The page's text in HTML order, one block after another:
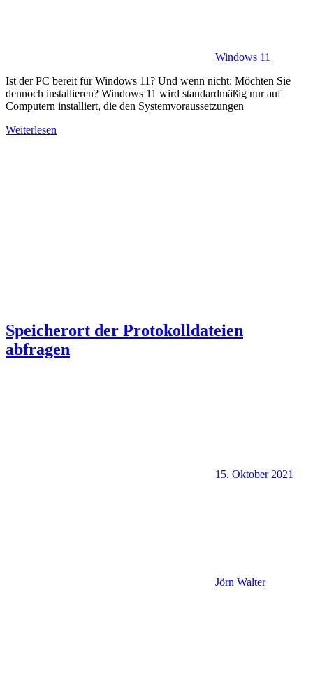
Windows 11
Ist der PC bereit für Windows 11? Und wenn nicht: Möchten Sie
dennoch installieren? Windows 11 wird standardmäßig nur auf
Computern installiert, die den Systemvoraussetzungen
Weiterlesen
Speicherort der Protokolldateien
abfragen
15. Oktober 2021
Jörn Walter